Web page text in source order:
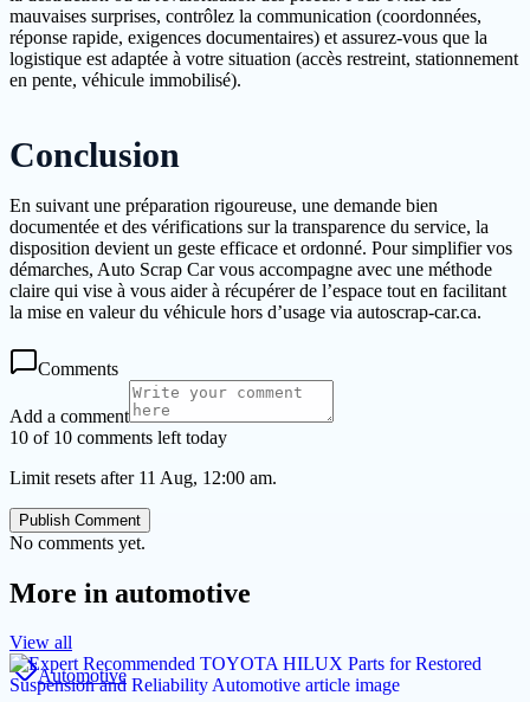
mauvaises surprises, contrôlez la communication (coordonnées,
réponse rapide, exigences documentaires) et assurez-vous que la
logistique est adaptée à votre situation (accès restreint, stationnement
en pente, véhicule immobilisé).
Conclusion
En suivant une préparation rigoureuse, une demande bien
documentée et des vérifications sur la transparence du service, la
disposition devient un geste efficace et ordonné. Pour simplifier vos
démarches, Auto Scrap Car vous accompagne avec une méthode
claire qui vise à vous aider à récupérer de l’espace tout en facilitant
la mise en valeur du véhicule hors d’usage via autoscrap-car.ca.
Comments
Add a comment
10 of 10 comments left today
Limit resets after 11 Aug, 12:00 am.
Publish Comment
No comments yet.
More in automotive
View all
Automotive